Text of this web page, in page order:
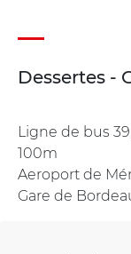
Dessertes -
Ligne de bus
100m
Aeroport de
Gare de